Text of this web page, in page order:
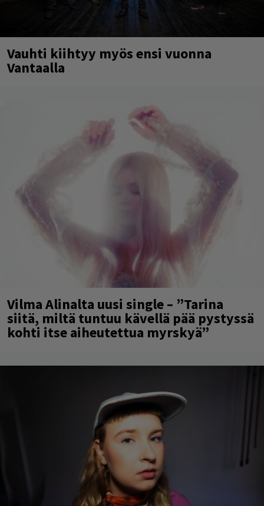
Vauhti kiihtyy myös ensi vuonna
Vantaalla
Vilma Alinalta uusi single – ”Tarina
siitä, miltä tuntuu kävellä pää pystyssä
kohti itse aiheutettua myrskyä”